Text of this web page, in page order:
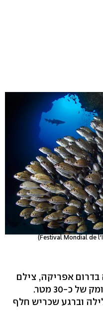
אפריקה, צילם
קורטלר להקת דגי דקרנים בעומק של כ-30 מטר.
וברגע שכריש חלף